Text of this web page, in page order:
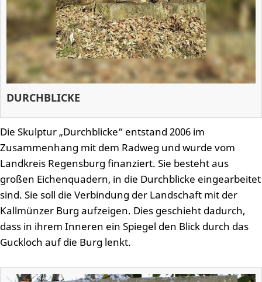
DURCHBLICKE
Die Skulptur „Durchblicke“ entstand 2006 im
Zusammenhang mit dem Radweg und wurde vom
Landkreis Regensburg finanziert. Sie besteht aus
großen Eichenquadern, in die Durchblicke eingearbeitet
sind. Sie soll die Verbindung der Landschaft mit der
Kallmünzer Burg aufzeigen. Dies geschieht dadurch,
dass in ihrem Inneren ein Spiegel den Blick durch das
Guckloch auf die Burg lenkt.